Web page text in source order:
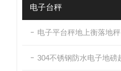
电子台秤
电子平台秤地上衡落地秤